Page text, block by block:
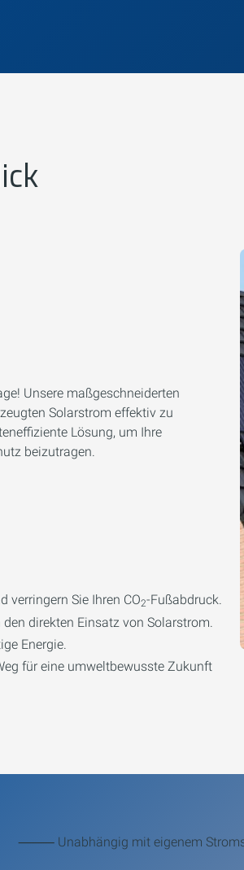
Unsere maßgeschneiderten
Solarstrom effektiv zu
Lösung, um Ihre
beizutragen.
verringern Sie Ihren CO2-Fußabdruck.
direkten Einsatz von Solarstrom.
Energie.
für eine umweltbewusste Zukunft
⸻ Unabhängig mit eigenem